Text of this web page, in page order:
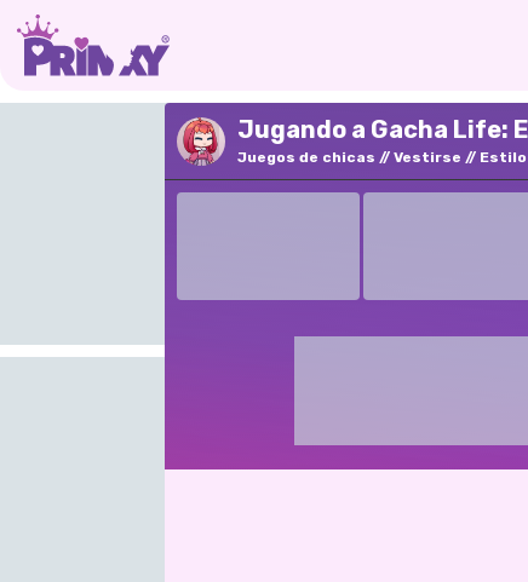
Jugando a Gacha Life:
Juegos de chicas Vestirse Estilo